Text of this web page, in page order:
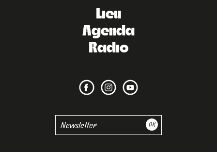
Lieu
Agenda
Radio